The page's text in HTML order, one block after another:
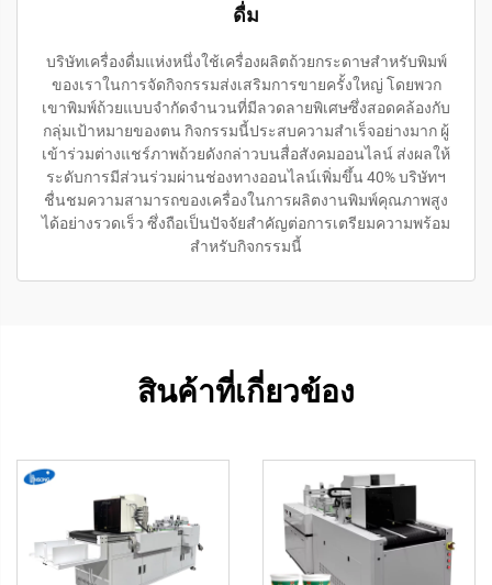
ดื่ม
บริษัทเครื่องดื่มแห่งหนึ่งใช้เครื่องผลิตถ้วยกระดาษสำหรับพิมพ์
ของเราในการจัดกิจกรรมส่งเสริมการขายครั้งใหญ่ โดยพวก
เขาพิมพ์ถ้วยแบบจำกัดจำนวนที่มีลวดลายพิเศษซึ่งสอดคล้องกับ
กลุ่มเป้าหมายของตน กิจกรรมนี้ประสบความสำเร็จอย่างมาก ผู้
เข้าร่วมต่างแชร์ภาพถ้วยดังกล่าวบนสื่อสังคมออนไลน์ ส่งผลให้
ระดับการมีส่วนร่วมผ่านช่องทางออนไลน์เพิ่มขึ้น 40% บริษัทฯ
ชื่นชมความสามารถของเครื่องในการผลิตงานพิมพ์คุณภาพสูง
ได้อย่างรวดเร็ว ซึ่งถือเป็นปัจจัยสำคัญต่อการเตรียมความพร้อม
สำหรับกิจกรรมนี้
สินค้าที่เกี่ยวข้อง